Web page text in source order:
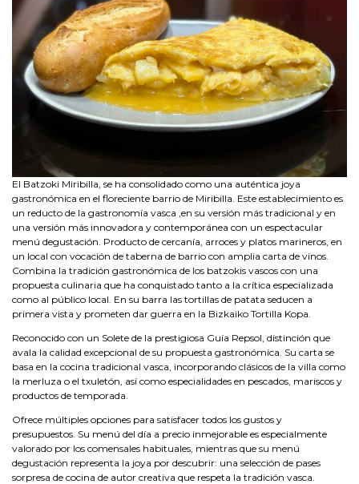
El Batzoki Miribilla, se ha consolidado como una auténtica joya
gastronómica en el floreciente barrio de Miribilla. Este establecimiento es
un reducto de la gastronomía vasca ,en su versión más tradicional y en
una versión más innovadora y contemporánea con un espectacular
menú degustación. Producto de cercanía, arroces y platos marineros, en
un local con vocación de taberna de barrio con amplia carta de vinos.
Combina la tradición gastronómica de los batzokis vascos con una
propuesta culinaria que ha conquistado tanto a la crítica especializada
como al público local. En su barra las tortillas de patata seducen a
primera vista y prometen dar guerra en la Bizkaiko Tortilla Kopa.
Reconocido con un Solete de la prestigiosa Guía Repsol, distinción que
avala la calidad excepcional de su propuesta gastronómica. Su carta se
basa en la cocina tradicional vasca, incorporando clásicos de la villa como
la merluza o el txuletón, así como especialidades en pescados, mariscos y
productos de temporada.
Ofrece múltiples opciones para satisfacer todos los gustos y
presupuestos. Su menú del día a precio inmejorable es especialmente
valorado por los comensales habituales, mientras que su menú
degustación representa la joya por descubrir: una selección de pases
sorpresa de cocina de autor creativa que respeta la tradición vasca.